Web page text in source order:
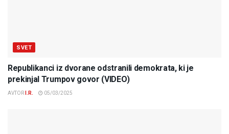
SVET
Republikanci iz dvorane odstranili demokrata, ki je
prekinjal Trumpov govor (VIDEO)
AVTOR I.R. 05/03/2025